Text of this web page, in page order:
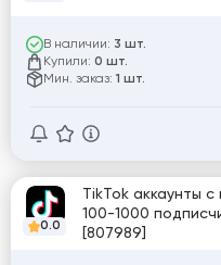
В наличии: 3 шт.
Купили: 0 шт.
Мин. заказ: 1 шт.
0.0
TikTok аккаунты с
100-1000
[807989]